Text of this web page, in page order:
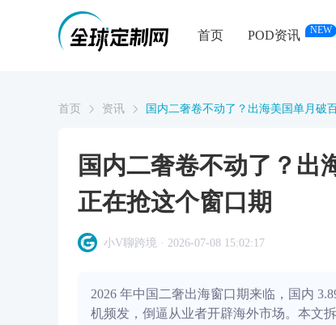
首页 POD资讯 NEW
首页 资讯 国内二奢卷不动了？出海美国单月破
国内二奢卷不动了？出
正在抢这个窗口期
小V聊跨境 · 2026-07-08 15:02:17
2026 年中国二奢出海窗口期来临，国内
机频发，倒逼从业者开辟海外市场。本文